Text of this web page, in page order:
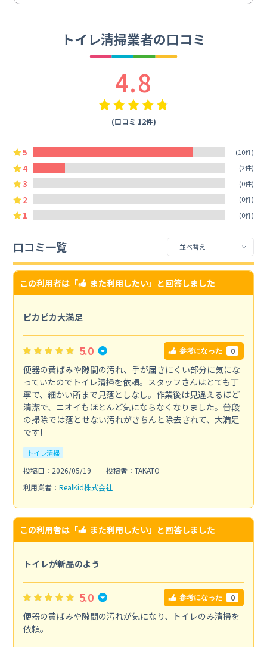
トイレ清掃業者の口コミ
4.8
(口コミ 12件)
5 (10件)
4 (2件)
3 (0件)
2 (0件)
1 (0件)
口コミ一覧
この利用者は「 また利用したい」と回答しました
ピカピカ大満足
5.0 参考になった 0
便器の黄ばみや隙間の汚れ、手が届きにくい部分に気にな
っていたのでトイレ清掃を依頼。スタッフさんはとても丁
寧で、細かい所まで見落としなし。作業後は見違えるほど
清潔で、ニオイもほとんど気にならなくなりました。普段
の掃除では落とせない汚れがきちんと除去されて、大満足
です!
トイレ清掃
投稿日：2026/05/19
投稿者：TAKATO
利用業者： RealKid株式会社
この利用者は「 また利用したい」と回答しました
トイレが新品のよう
5.0 参考になった 0
便器の黄ばみや隙間の汚れが気になり、トイレのみ清掃を
依頼。